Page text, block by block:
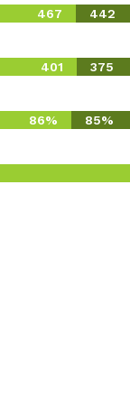
467 442
401 375
86% 85%